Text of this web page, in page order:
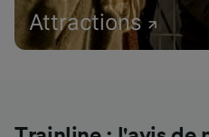
Attractions